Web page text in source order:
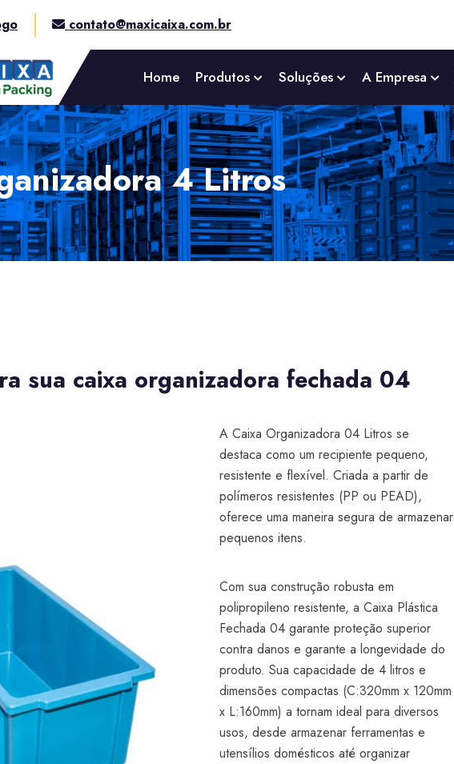
contato@maxicaixa.com.br
Home Produtos Soluções A Empresa
4 Litros
sua caixa organizadora fechada 04
A Caixa Organizadora 04 Litros se
destaca como um recipiente pequeno,
resistente e flexível. Criada a partir de
polímeros resistentes (PP ou PEAD),
oferece uma maneira segura de armazenar
pequenos itens.
Com sua construção robusta em
polipropileno resistente, a Caixa Plástica
Fechada 04 garante proteção superior
contra danos e garante a longevidade do
produto. Sua capacidade de 4 litros e
dimensões compactas (C:320mm x 120mm
x L:160mm) a tornam ideal para diversos
usos, desde armazenar ferramentas e
utensílios domésticos até organizar